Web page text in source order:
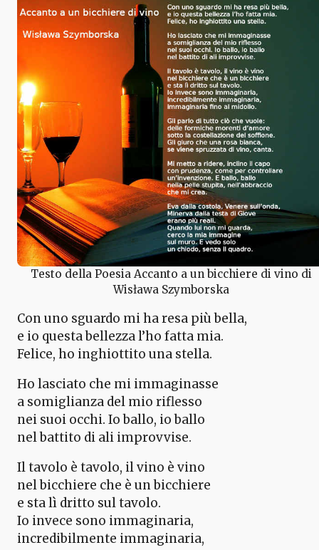
Testo della Poesia Accanto a un bicchiere di vino di
Wisława Szymborska
Con uno sguardo mi ha resa più bella,
e io questa bellezza l’ho fatta mia.
Felice, ho inghiottito una stella.
Ho lasciato che mi immaginasse
a somiglianza del mio riflesso
nei suoi occhi. Io ballo, io ballo
nel battito di ali improvvise.
Il tavolo è tavolo, il vino è vino
nel bicchiere che è un bicchiere
e sta lì dritto sul tavolo.
Io invece sono immaginaria,
incredibilmente immaginaria,